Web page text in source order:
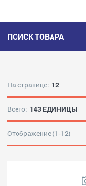
ПОИСК ТОВАРА
На странице: 12
Всего: 143 ЕДИНИЦЫ
Отображение (1-12)